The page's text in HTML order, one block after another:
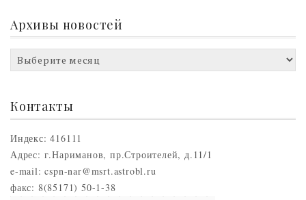
Архивы новостей
Архивы
новостей
Контакты
Индекс: 416111
Адрес: г.Нариманов, пр.Строителей, д.11/1
e-mail: cspn-nar@msrt.astrobl.ru
факс: 8(85171) 50-1-38